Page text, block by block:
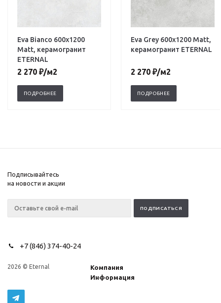
Eva Bianco 600х1200
Matt, керамогранит
ETERNAL
2 270 ₽/м2
ПОДРОБНЕЕ
Eva Grey 600х1200 Matt,
керамогранит ETERNAL
2 270 ₽/м2
ПОДРОБНЕЕ
Подписывайтесь
на новости и акции
+7 (846) 374-40-24
2026 © Eternal
Компания
Информация